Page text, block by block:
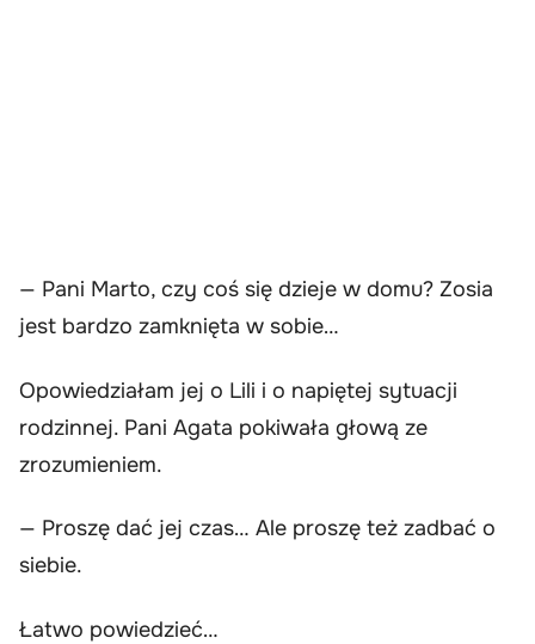
— Pani Marto, czy coś się dzieje w domu? Zosia
jest bardzo zamknięta w sobie…
Opowiedziałam jej o Lili i o napiętej sytuacji
rodzinnej. Pani Agata pokiwała głową ze
zrozumieniem.
— Proszę dać jej czas… Ale proszę też zadbać o
siebie.
Łatwo powiedzieć…